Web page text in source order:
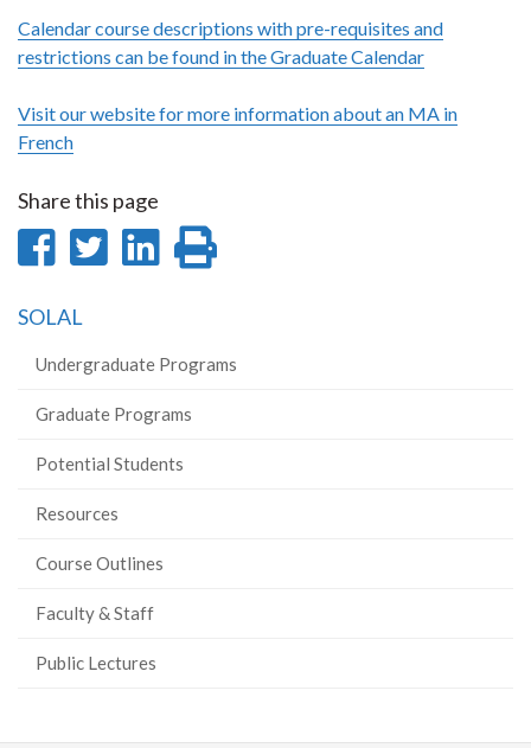
Calendar course descriptions with pre-requisites and
restrictions can be found in the Graduate Calendar
Visit our website for more information about an MA in
French
Share this page
Share
Facebook
Share
Share
SOLAL
Undergraduate Programs
Graduate Programs
Potential Students
Resources
Course Outlines
Faculty & Staff
Public Lectures